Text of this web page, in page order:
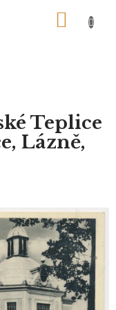
Teplice
Lázně,